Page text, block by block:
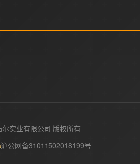
版权所有
沪公网备31011502018199号